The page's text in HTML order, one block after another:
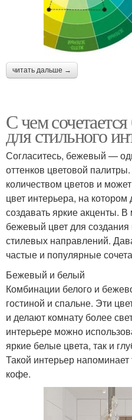
читать дальше →
С чем
для стильного
Согласитесь, бежевый —
оттенков цветовой
количеством цветов и
цвет интерьера, на котором
создавать яркие акценты.
бежевый цвет для
стилевых направлений.
частые и популярные
Бежевый и белый
Комбинации белого и
гостиной и спальне. Эти
и делают комнату более
интерьере можно
яркие белые цвета, так и
Такой интерьер
кофе.